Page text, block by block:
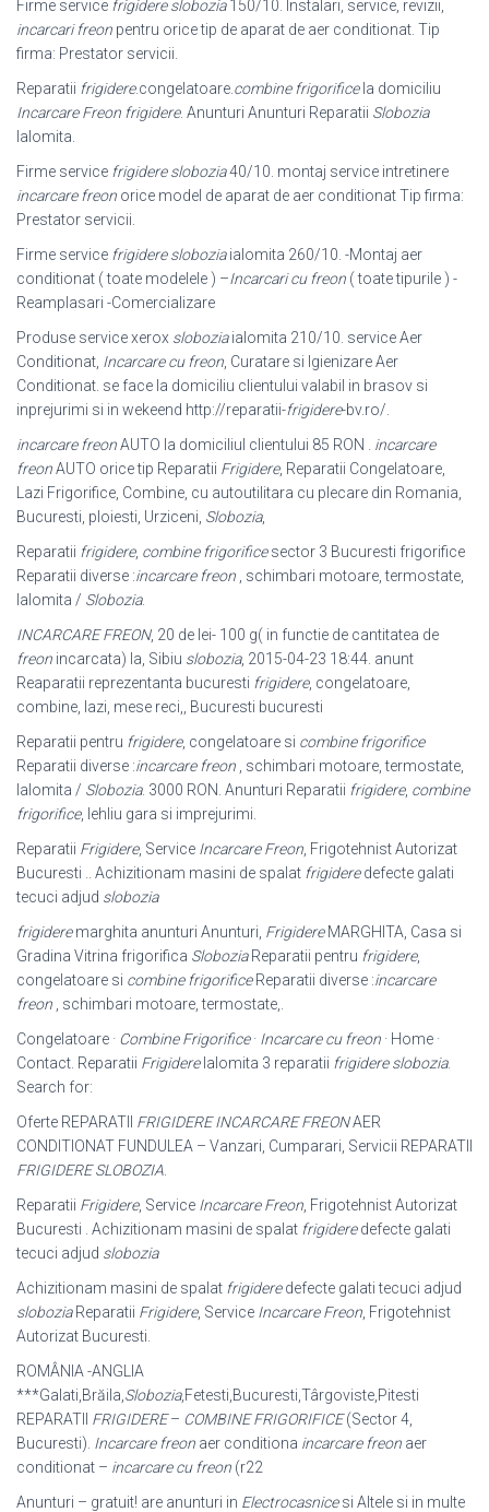
Firme service frigidere slobozia150/10. Instalari, service, revizii,
incarcari freon pentru orice tip de aparat de aer conditionat. Tip
firma: Prestator servicii.
Reparatii frigidere.congelatoare. combine frigorificela domiciliu
Incarcare Freon frigidere. Anunturi Anunturi Reparatii Slobozia
Ialomita.
Firme service frigidere slobozia40/10. montaj service intretinere
incarcare freon orice model de aparat de aer conditionat Tip firma:
Prestator servicii.
Firme service frigidere sloboziaialomita 260/10. -Montaj aer
conditionat ( toate modelele ) –Incarcari cu freon ( toate tipurile ) -
Reamplasari -Comercializare
Produse service xerox sloboziaialomita 210/10. service Aer
Conditionat, Incarcare cu freon , Curatare si Igienizare Aer
Conditionat. se face la domiciliu clientului valabil in brasov si
inprejurimi si in wekeend http://reparatii-frigidere-bv.ro/.
incarcare freonAUTO la domiciliul clientului 85 RON . incarcare
freonAUTO orice tip Reparatii Frigidere, Reparatii Congelatoare,
Lazi Frigorifice, Combine, cu autoutilitara cu plecare din Romania,
Bucuresti, ploiesti, Urziceni, Slobozia,
Reparatii frigidere, combine frigorificesector 3 Bucuresti frigorifice
Reparatii diverse :incarcare freon , schimbari motoare, termostate,
Ialomita / Slobozia.
INCARCARE FREON, 20 de lei- 100 g( in functie de cantitatea de
freon incarcata) la, Sibiu slobozia, 2015-04-23 18:44. anunt
Reaparatii reprezentanta bucuresti frigidere, congelatoare,
combine, lazi, mese reci,, Bucuresti bucuresti
Reparatii pentru frigidere, congelatoare si combine frigorifice
Reparatii diverse :incarcare freon , schimbari motoare, termostate,
Ialomita / Slobozia. 3000 RON. Anunturi Reparatii frigidere, combine
frigorifice, lehliu gara si imprejurimi.
Reparatii Frigidere, Service Incarcare Freon , Frigotehnist Autorizat
Bucuresti .. Achizitionam masini de spalat frigideredefecte galati
tecuci adjud slobozia
frigideremarghita anunturi Anunturi, FrigidereMARGHITA, Casa si
Gradina Vitrina frigorifica SloboziaReparatii pentru frigidere,
congelatoare si combine frigorificeReparatii diverse :incarcare
freon , schimbari motoare, termostate,.
Congelatoare · Combine Frigorifice· Incarcare cu freon · Home ·
Contact. Reparatii FrigidereIalomita 3 reparatii frigidere slobozia.
Search for:
Oferte REPARATII FRIGIDERE INCARCARE FREONAER
CONDITIONAT FUNDULEA – Vanzari, Cumparari, Servicii REPARATII
FRIGIDERE SLOBOZIA
Reparatii Frigidere, Service Incarcare Freon , Frigotehnist Autorizat
Bucuresti . Achizitionam masini de spalat frigideredefecte galati
tecuci adjud slobozia
Achizitionam masini de spalat frigideredefecte galati tecuci adjud
sloboziaReparatii Frigidere, Service Incarcare Freon , Frigotehnist
Autorizat Bucuresti.
ROMÂNIA -ANGLIA
***Galati,Brăila, Slobozia,Fetesti,Bucuresti,Târgoviste,Pitesti
REPARATII FRIGIDERE– COMBINE FRIGORIFICE(Sector 4,
Bucuresti). Incarcare freon aer conditiona incarcare freon aer
conditionat – incarcare cu freon (r22
Anunturi – gratuit! are anunturi in Electrocasnicesi Altele si in multe